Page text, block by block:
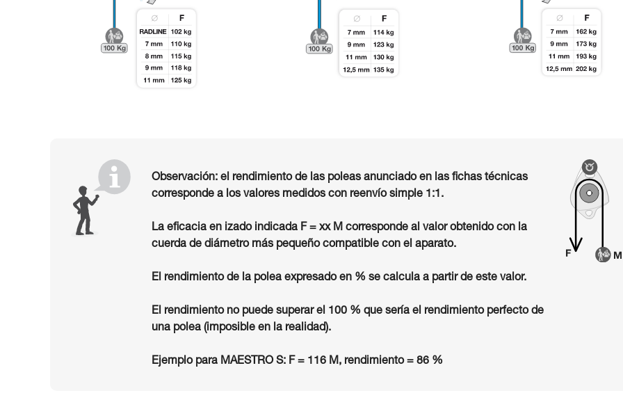
Observación: el rendimiento de las poleas anunciado en las fichas técnicas
corresponde a los valores medidos con reenvío simple 1:1.
La eficacia en izado indicada F = xx M corresponde al valor obtenido con la
cuerda de diámetro más pequeño compatible con el aparato.
El rendimiento de la polea expresado en % se calcula a partir de este valor.
El rendimiento no puede superar el 100 % que sería el rendimiento perfecto de
una polea (imposible en la realidad).
Ejemplo para MAESTRO S: F = 116 M, rendimiento = 86 %